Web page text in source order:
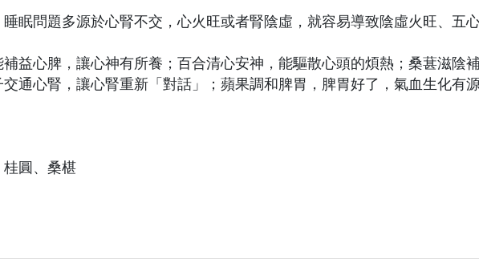
眠問題多源於心腎不交，心火旺或者腎陰虛，就容易導致陰虛火旺、五心
益心脾，讓心神有所養；百合清心安神，能驅散心頭的煩熱；桑葚滋陰
通心腎，讓心腎重新「對話」；蘋果調和脾胃，脾胃好了，氣血生化有源
圓、桑椹